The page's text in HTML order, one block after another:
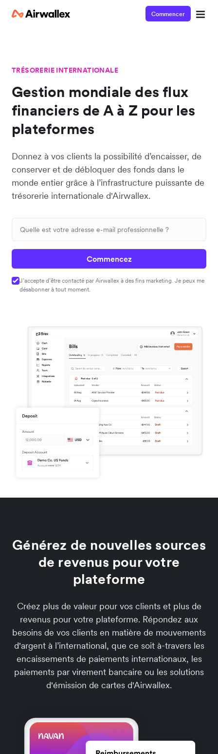
Commencer
TRÉSORERIE INTERNATIONALE
Gestion mondiale des flux
financiers de A à Z pour les
plateformes
Donnez à vos clients la possibilité d’encaisser, de
conserver et de débloquer des fonds dans le
monde entier grâce à l’infrastructure puissante de
trésorerie internationale d'Airwallex.
Commencez
J’accepte d’être contacté par Airwallex à des fins marketing. Je peux me
désabonner à tout moment.
Générez de nouvelles sources
de revenus pour votre
plateforme
Créez plus de valeur pour vos clients et plus de
revenus pour votre plateforme. Répondez aux
besoins de vos clients en matière de mouvements
d'argent à l’international, que ce soit à-travers les
encaissements de paiements internationaux, les
paiements par virement bancaire ou les solutions
d'émission de cartes d'Airwallex.